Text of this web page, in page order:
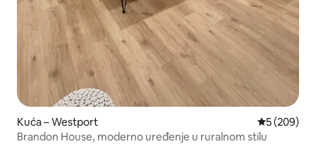
Kuća – Westport Prosječna
5 (209)
Brandon House, moderno uređenje u ruralnom stilu